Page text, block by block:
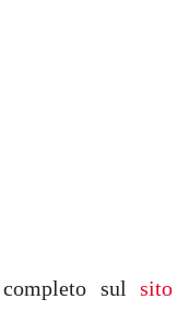
completo sul sito